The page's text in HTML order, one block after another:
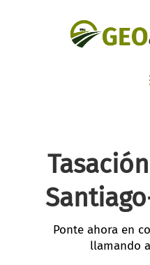
Ponte ahora en
llamando